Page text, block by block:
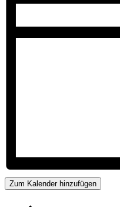
Zum Kalender hinzufügen